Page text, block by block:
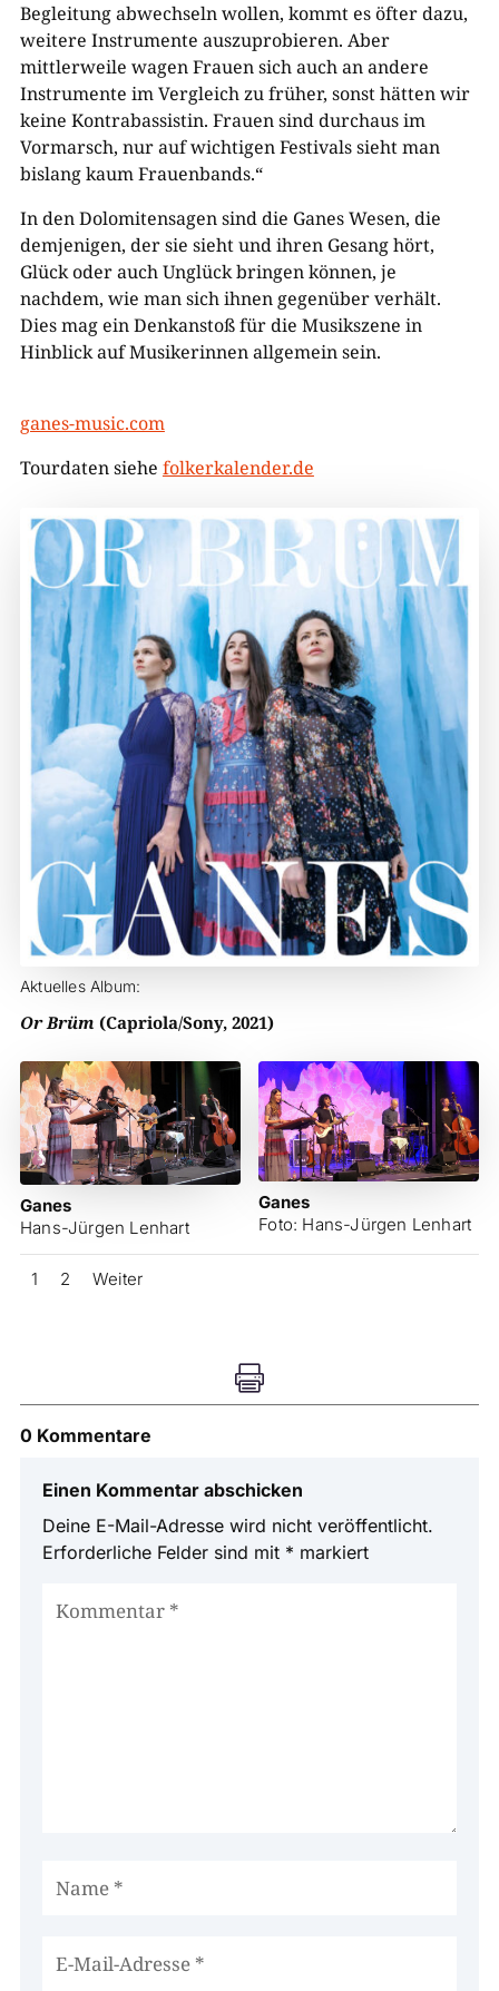
Begleitung abwechseln wollen, kommt es öfter dazu,
weitere Instrumente auszuprobieren. Aber
mittlerweile wagen Frauen sich auch an andere
Instrumente im Vergleich zu früher, sonst hätten wir
keine Kontrabassistin. Frauen sind durchaus im
Vormarsch, nur auf wichtigen Festivals sieht man
bislang kaum Frauenbands.“
In den Dolomitensagen sind die Ganes Wesen, die
demjenigen, der sie sieht und ihren Gesang hört,
Glück oder auch Unglück bringen können, je
nachdem, wie man sich ihnen gegenüber verhält.
Dies mag ein Denkanstoß für die Musikszene in
Hinblick auf Musikerinnen allgemein sein.
ganes-music.com
Tourdaten siehe folkerkalender.de
Aktuelles Album:
Or Brüm (Capriola/Sony, 2021)
Ganes
Hans-Jürgen Lenhart
Ganes
Foto: Hans-Jürgen Lenhart
1 2 Weiter

0 Kommentare
Einen Kommentar abschicken
Deine E-Mail-Adresse wird nicht veröffentlicht.
Erforderliche Felder sind mit * markiert